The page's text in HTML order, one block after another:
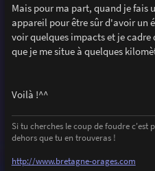
Mais pour ma part, quand je fais
appareil pour être sûr d'avoir un
voir quelques impacts et je
que je me situe à quelques
Voilà !^^
Si tu cherches le coup de foudre
dehors que tu en trouveras !
http://www.bretagne-orages.com